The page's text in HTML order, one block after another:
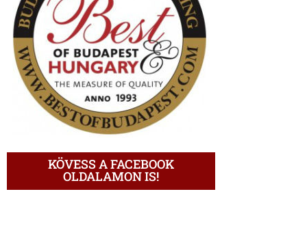
KÖVESS A FACEBOOK
OLDALAMON IS!